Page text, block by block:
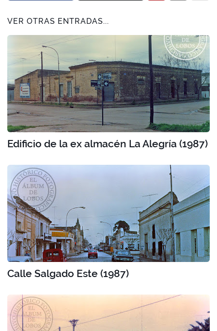
VER OTRAS ENTRADAS...
Edificio de la ex almacén La Alegría (1987)
Calle Salgado Este (1987)